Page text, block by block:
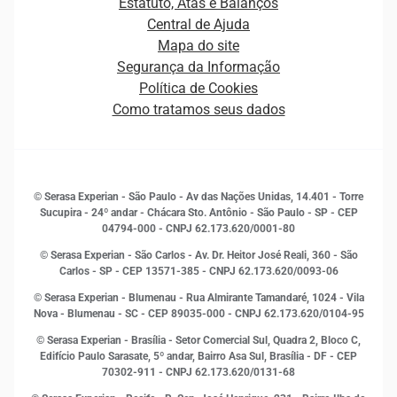
Curso Gratuito de Saúde Financeira
Empreendedorismo
Estudos e Pesquisas
Inovação e Tecnologia
Leis e impostos
Marketing
Open Finance
Proteção de Dados
Sustentabilidade Corporativa
Distribuidores e representantes
Estrutura Organizacional
Sala de Imprensa
Central de Ajuda
Mapa do site
Segurança da Informação
Política de Cookies
Como tratamos seus dados
© Serasa Experian - São Paulo - Av das Nações Unidas, 14.401 - Torre
Sucupira - 24º andar - Chácara Sto. Antônio - São Paulo - SP - CEP
04794-000 - CNPJ 62.173.620/0001-80
© Serasa Experian - São Carlos - Av. Dr. Heitor José Reali, 360 - São
Carlos - SP - CEP 13571-385 - CNPJ 62.173.620/0093-06
© Serasa Experian - Blumenau - Rua Almirante Tamandaré, 1024 - Vila
Nova - Blumenau - SC - CEP 89035-000 - CNPJ 62.173.620/0104-95
© Serasa Experian - Brasília - Setor Comercial Sul, Quadra 2, Bloco C,
Edifício Paulo Sarasate, 5º andar, Bairro Asa Sul, Brasília - DF - CEP
70302-911 - CNPJ 62.173.620/0131-68